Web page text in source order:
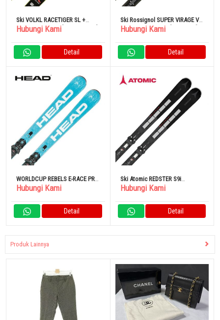
Ski VOLKL RACETIGER SL +
rMOTION3 12 GW [V2310004000]
Hubungi Kami
Detail
Ski Rossignol SUPER VIRAGE VIII
OVERSIZE KONECT [RAMPR01] +
SIGNATURE
Hubungi Kami
Detail
WORLDCUP REBELS E-RACE PRO
+ RACEPLATE WCR 14 PENDEK +
Binding Kompatibel Gripwalk
Hubungi Kami
Detail
Ski Atomic REDSTER S9i
REVOSHOCK S + X 12 GW
Hubungi Kami
Detail
Produk Lainnya